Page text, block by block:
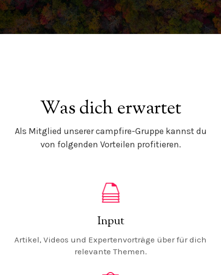
Was dich erwartet
Als Mitglied unserer campfire-Gruppe kannst du
von folgenden Vorteilen profitieren.
Input
Artikel, Videos und Expertenvorträge über für dich
relevante Themen.